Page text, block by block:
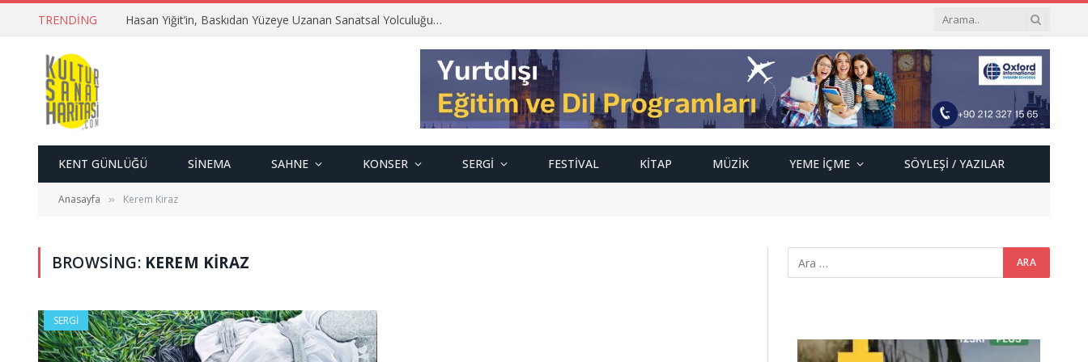
TRENDING Hasan Yiğit’in, Baskıdan Yüzeye Uzanan Sanatsal Yolculuğu…
KENT GÜNLÜĞÜ SINEMA SAHNE KONSER SERGI FESTIVAL KITAP MÜZIK YEME İÇME SÖYLEŞI / YAZILAR
Anasayfa » Kerem Kiraz
BROWSING: KEREM KIRAZ
SERGI
Video